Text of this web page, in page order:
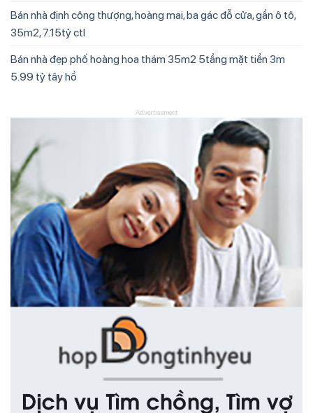
Bán nhà định công thượng, hoàng mai, ba gác đỗ cửa, gần ô tô,
35m2, 7.15tỷ ctl
Bán nhà đẹp phố hoàng hoa thám 35m2 5tầng mặt tiền 3m
5.99 tỷ tây hồ
Advertisement